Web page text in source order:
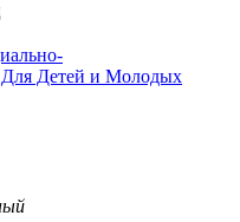
Детей и Молодых